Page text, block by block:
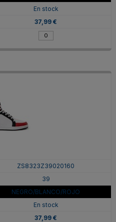
En stock
37,99 €
ZS8323Z39020160
39
NEGRO/BLANCO/ROJO
En stock
37,99 €